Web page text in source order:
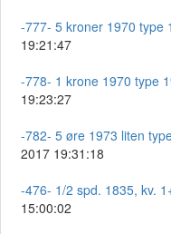
-777- 5 kroner 1970 type
19:21:47
-778- 1 krone 1970 type
19:23:27
-782- 5 øre 1973 liten
2017 19:31:18
-476- 1/2 spd. 1835, kv.
15:00:02